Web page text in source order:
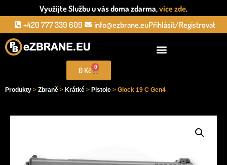
Využijte Službu u vás doma zdarma,více zde.
+420 777 339 609
info@ezbrane.euPřihlásit/Registrovat
0 Kč 0
Produkty > Zbraně > Krátké > Pistole > Glock 19 C Gen4